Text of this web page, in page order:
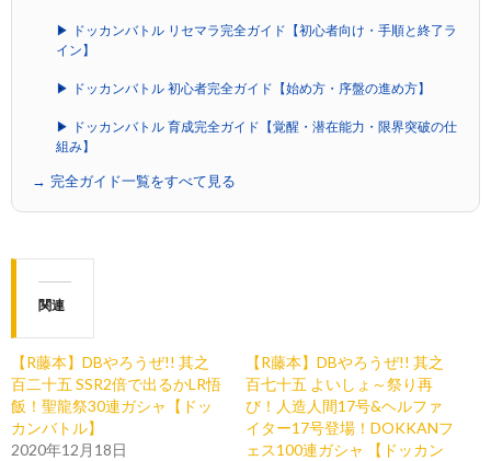
▶ ドッカンバトル リセマラ完全ガイド【初心者向け・手順と終了ラ
イン】
▶ ドッカンバトル 初心者完全ガイド【始め方・序盤の進め方】
▶ ドッカンバトル 育成完全ガイド【覚醒・潜在能力・限界突破の仕
組み】
→ 完全ガイド一覧をすべて見る
関連
【R藤本】DBやろうぜ!! 其之
百二十五 SSR2倍で出るかLR悟
飯！聖龍祭30連ガシャ【ドッ
カンバトル】
2020年12月18日
【R藤本】DBやろうぜ!! 其之
百七十五 よいしょ～祭り再
び！人造人間17号&ヘルファ
イター17号登場！DOKKANフ
ェス100連ガシャ 【ドッカン